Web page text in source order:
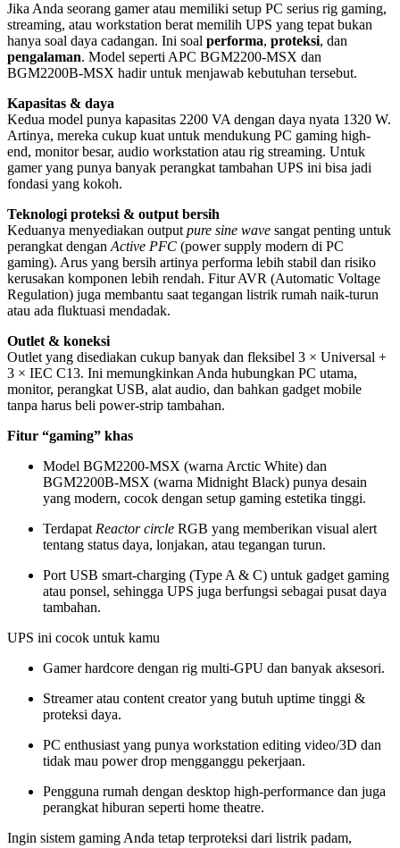
Jika Anda seorang gamer atau memiliki setup PC serius rig gaming,
streaming, atau workstation berat memilih UPS yang tepat bukan
hanya soal daya cadangan. Ini soal performa, proteksi, dan
pengalaman. Model seperti APC BGM2200-MSX dan
BGM2200B-MSX hadir untuk menjawab kebutuhan tersebut.
Kapasitas & daya
Kedua model punya kapasitas 2200 VA dengan daya nyata 1320 W.
Artinya, mereka cukup kuat untuk mendukung PC gaming high-
end, monitor besar, audio workstation atau rig streaming. Untuk
gamer yang punya banyak perangkat tambahan UPS ini bisa jadi
fondasi yang kokoh.
Teknologi proteksi & output bersih
Keduanya menyediakan output pure sine wave sangat penting untuk
perangkat dengan Active PFC (power supply modern di PC
gaming). Arus yang bersih artinya performa lebih stabil dan risiko
kerusakan komponen lebih rendah. Fitur AVR (Automatic Voltage
Regulation) juga membantu saat tegangan listrik rumah naik-turun
atau ada fluktuasi mendadak.
Outlet & koneksi
Outlet yang disediakan cukup banyak dan fleksibel 3 × Universal +
3 × IEC C13. Ini memungkinkan Anda hubungkan PC utama,
monitor, perangkat USB, alat audio, dan bahkan gadget mobile
tanpa harus beli power-strip tambahan.
Fitur “gaming” khas
Model BGM2200-MSX (warna Arctic White) dan
BGM2200B-MSX (warna Midnight Black) punya desain
yang modern, cocok dengan setup gaming estetika tinggi.
Terdapat Reactor circle RGB yang memberikan visual alert
tentang status daya, lonjakan, atau tegangan turun.
Port USB smart-charging (Type A & C) untuk gadget gaming
atau ponsel, sehingga UPS juga berfungsi sebagai pusat daya
tambahan.
UPS ini cocok untuk kamu
Gamer hardcore dengan rig multi-GPU dan banyak aksesori.
Streamer atau content creator yang butuh uptime tinggi &
proteksi daya.
PC enthusiast yang punya workstation editing video/3D dan
tidak mau power drop mengganggu pekerjaan.
Pengguna rumah dengan desktop high-performance dan juga
perangkat hiburan seperti home theatre.
Ingin sistem gaming Anda tetap terproteksi dari listrik padam,